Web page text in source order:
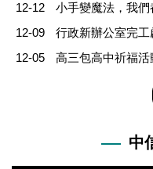
12-12
小手變魔法，我們
12-09
行政新辦公室完
12-05
高三包高中祈福
中